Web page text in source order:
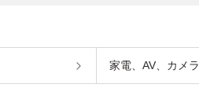
家電、AV、カメラ